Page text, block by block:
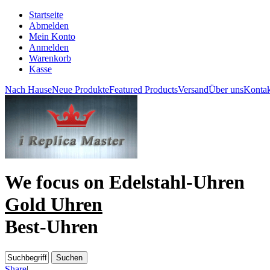
Startseite
Abmelden
Mein Konto
Anmelden
Warenkorb
Kasse
Nach HauseNeue ProdukteFeatured ProductsVersandÜber uns
We focus on Edelstahl-Uhren
Gold Uhren
Best-Uhren